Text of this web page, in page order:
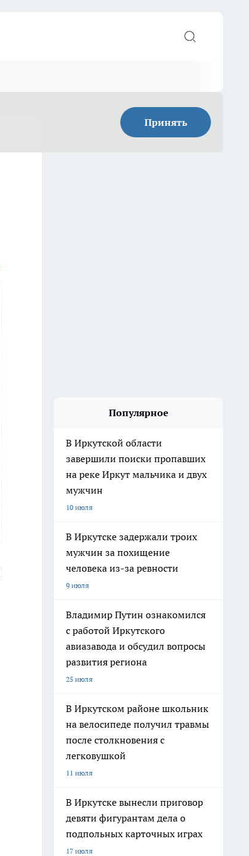
Принять
Популярное
В Иркутской области
завершили поиски пропавших
на реке Иркут мальчика и двух
мужчин
10 июля
В Иркутске задержали троих
мужчин за похищение
человека из-за ревности
9 июля
Владимир Путин ознакомился
с работой Иркутского
авиазавода и обсудил вопросы
развития региона
25 июля
В Иркутском районе школьник
на велосипеде получил травмы
после столкновения с
легковушкой
11 июля
В Иркутске вынесли приговор
девяти фигурантам дела о
подпольных карточных играх
17 июля